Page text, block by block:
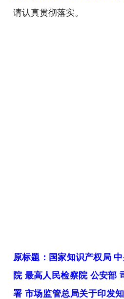
请认真贯彻落实。
原标题：国家知识产权局
院 最高人民检察院 公安部
署 市场监管总局关于印发